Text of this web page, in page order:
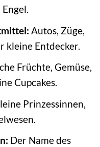
Autos, Züge,
kleine Entdecker.
Früchte, Gemüse,
Cupcakes.
Prinzessinnen,
Der Name des